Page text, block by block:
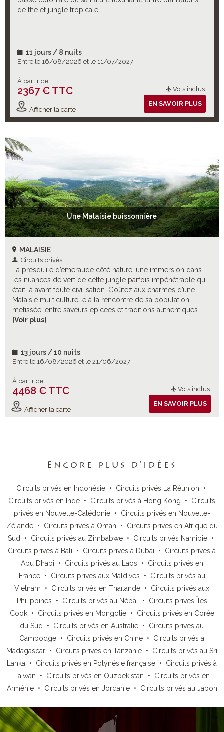
de thé et jungle tropicale.
11 jours / 8 nuits
Entre le 16/08/2026 et le 11/07/2027
À partir de
2367 € TTC Vols inclus
Afficher la carte
EN SAVOIR PLUS
Une Malaisie buissonnière
MALAISIE
Circuits privés
La presqu’île d’émeraude côté nature, une immersion dans
les nuances de vert de cette jungle parfois impénétrable qui
était là avant toute civilisation. Goûtez aux charmes d’une
Malaisie multiculturelle à la rencontre de sa population
métissée, entre saveurs épicées et traditions authentiques.
Pour tout savoir de la Malaisie péninsulaire et notamment son
[Voir plus]
13 jours / 10 nuits
Entre le 16/08/2026 et le 21/06/2027
À partir de
4468 € TTC Vols inclus
Afficher la carte
EN SAVOIR PLUS
Encore plus d’idées
Circuits privés en Indonésie• Circuits privés La Réunion •
Circuits privés en Inde • Circuits privés à Hong Kong • Circuits
privés en Nouvelle-Calédonie• Circuits privés en Nouvelle-
Zélande• Circuits privés à Oman • Circuits privés en Afrique du
Sud
• Circuits privés au Zimbabwe • Circuits privés Namibie •
Circuits privés à Bali • Circuits privés à Dubaï • Circuits privés à
Abu Dhabi • Circuits privés au Laos • Circuits privés en
France• Circuits privés aux Maldives • Circuits privés au
Vietnam • Circuits privés en Thaïlande • Circuits privés aux
Philippines • Circuits privés au Népal • Circuits privés Îles
Cook• Circuits privés en Mongolie• Circuits privés en Corée
du Sud
• Circuits privés en Australie • Circuits privés au
Cambodge • Circuits privés en Chine • Circuits privés a
Madagascar • Circuits privés en Tanzanie • Circuits privés au Sri
Lanka • Circuits privés en Polynésie française • Circuits privés à
Taïwan • Circuits privés en Ouzbékistan • Circuits privés en
Arménie• Circuits privés en Jordanie• Circuits privés au Japon